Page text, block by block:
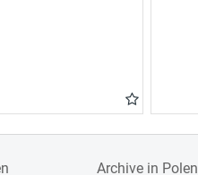
Archive in Polen